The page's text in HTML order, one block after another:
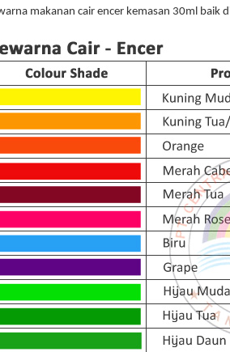
makanan cair encer kemasan 30ml baik